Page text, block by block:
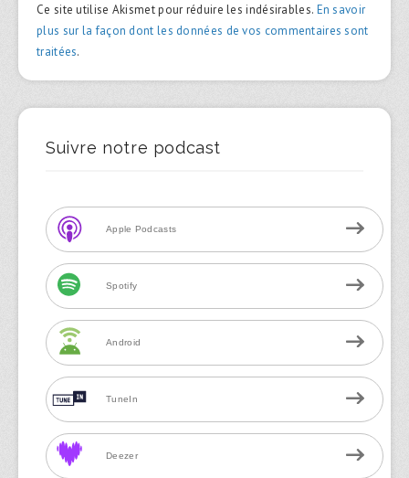
Ce site utilise Akismet pour réduire les indésirables. En savoir
plus sur la façon dont les données de vos commentaires sont
traitées.
Suivre notre podcast
Apple Podcasts
Spotify
Android
TuneIn
Deezer